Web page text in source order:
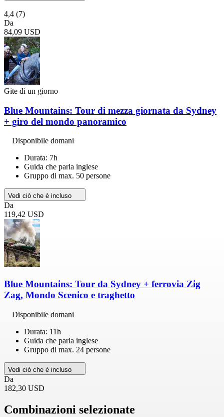
4,4 (7)
Da
84,09 USD
Gite di un giorno
Blue Mountains: Tour di mezza giornata da Sydney
+ giro del mondo panoramico
Disponibile domani
Durata: 7h
Guida che parla inglese
Gruppo di max. 50 persone
Vedi ciò che è incluso
Da
119,42 USD
Blue Mountains: Tour da Sydney + ferrovia Zig
Zag, Mondo Scenico e traghetto
Disponibile domani
Durata: 11h
Guida che parla inglese
Gruppo di max. 24 persone
Vedi ciò che è incluso
Da
182,30 USD
Combinazioni selezionate